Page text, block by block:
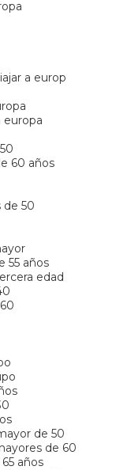
a europ
europa
60 años
de 50
55 años
edad
de 50
de 60
años